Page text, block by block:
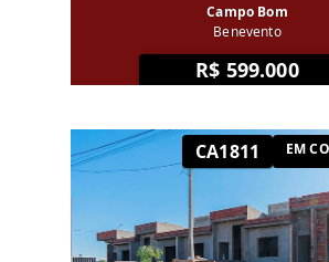
Campo Bom
Benevento
R$ 599.000
CA1811 EM